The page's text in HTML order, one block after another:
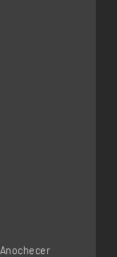
Anochecer